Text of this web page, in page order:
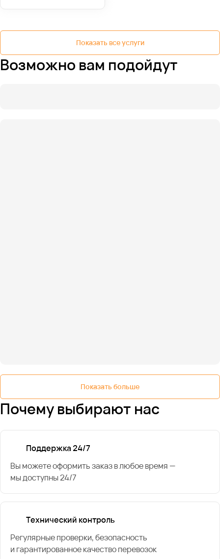
Показать все услуги
Возможно вам подойдут
Показать больше
Почему выбирают нас
Поддержка 24/7
Вы можете оформить заказ в любое время —
мы доступны 24/7
Технический контроль
Регулярные проверки, безопасность
и гарантированное качество перевозок